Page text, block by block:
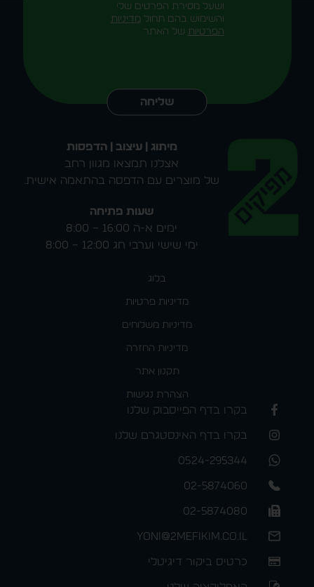
ושעל מסירת הפרטים שלי
והשימוש בהם תחול מדיניות
הפרטיות של האתר
שליחה
מיתוג | עיצוב | הדפסות
אצלנו תמצאו מגוון רחב
של מוצרים עם הדפסה בהתאמה אישית.
שעות פתיחה
ימים א-ה 16:00 – 8:00
ימי שישי וערבי חג 12:00 – 8:00
בלוג
מדיניות פרטיות
מדיניות משלוחים
מדיניות החזרה
תקנון אתר
הצהרת נגישות
בקרו בדף הפייסבוק שלנו
בקרו בדף האינסטגרם שלנו
0524-295344
02-5874060
02-5874080
yoni@2mefikim.co.il
כרטיס ביקור דיגיטלי